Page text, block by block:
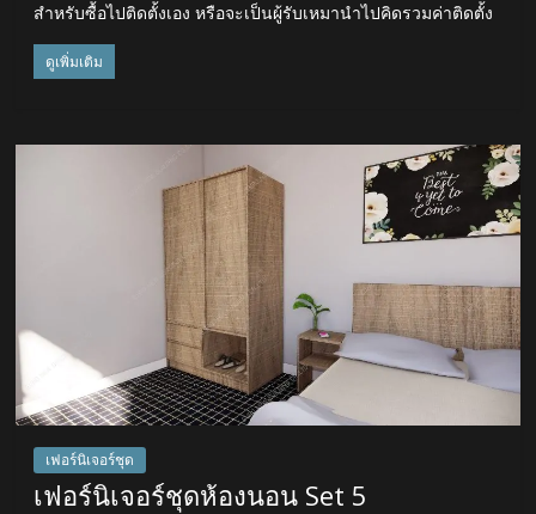
สำหรับซื้อไปติดตั้งเอง หรือจะเป็นผู้รับเหมานำไปคิดรวมค่าติดตั้ง
ดูเพิ่มเติม
เฟอร์นิเจอร์ชุด
เฟอร์นิเจอร์ชุดห้องนอน Set 5